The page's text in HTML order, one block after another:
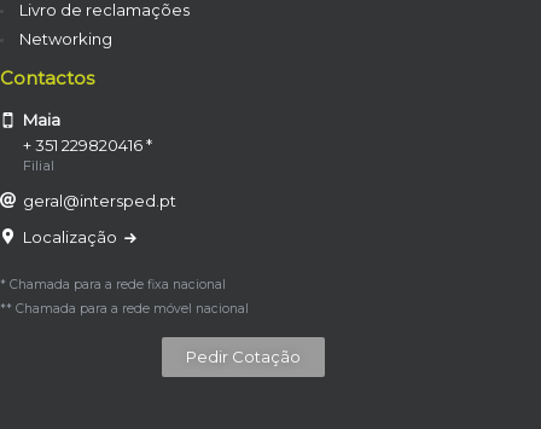
Livro de reclamações
Networking
Contactos
Maia
+ 351 229820416 *
Filial
geral@intersped.pt
Localização
* Chamada para a rede fixa nacional
** Chamada para a rede móvel nacional
Pedir Cotação